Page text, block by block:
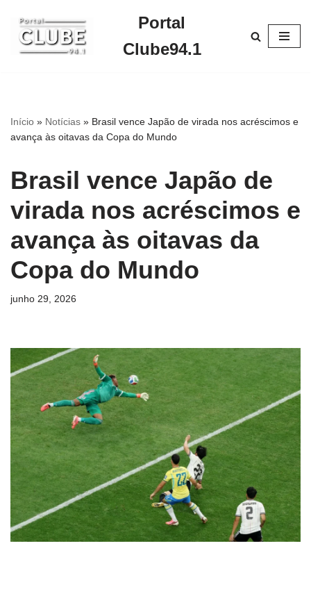
Pular
para
Portal
Clube94.1
Início » Notícias » Brasil vence Japão de virada nos acréscimos e
avança às oitavas da Copa do Mundo
Brasil vence Japão de
virada nos acréscimos e
avança às oitavas da
Copa do Mundo
junho 29, 2026